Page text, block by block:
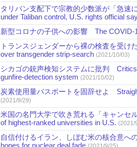
タリバン支配下で宗教的少数派が「急速
under Taliban control, U.S. rights official
新型コロナの子供への影響 The COVID-
トランスジェンダーから裸の検査を受
over transgender strip-search (2021/10/03)
シカゴの銃声検知システムに批判 Critics
gunfire-detection system (2021/10/02)
炭素使用量パスポートを固辞せよ
(2021/9/29)
米国の名門大学で吹き荒れる「キャンセ
of highest-ranked universities in U.S. (2021/
自信付けるイラン、しぼむ米の核合意へ